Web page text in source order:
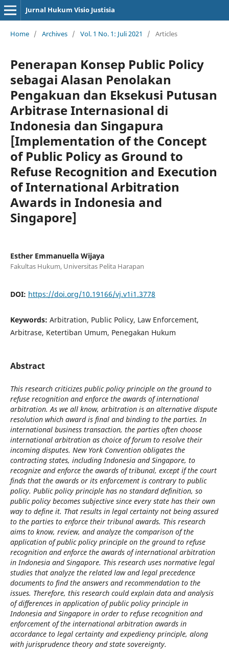
Jurnal Hukum Visio Justisia
Home / Archives / Vol. 1 No. 1: Juli 2021 / Articles
Penerapan Konsep Public Policy
sebagai Alasan Penolakan
Pengakuan dan Eksekusi Putusan
Arbitrase Internasional di
Indonesia dan Singapura
[Implementation of the Concept
of Public Policy as Ground to
Refuse Recognition and Execution
of International Arbitration
Awards in Indonesia and
Singapore]
Esther Emmanuella Wijaya
Fakultas Hukum, Universitas Pelita Harapan
DOI: https://doi.org/10.19166/vj.v1i1.3778
Keywords: Arbitration, Public Policy, Law Enforcement,
Arbitrase, Ketertiban Umum, Penegakan Hukum
Abstract
This research criticizes public policy principle on the ground to
refuse recognition and enforce the awards of international
arbitration. As we all know, arbitration is an alternative dispute
resolution which award is final and binding to the parties. In
international business transaction, the parties often choose
international arbitration as choice of forum to resolve their
incoming disputes. New York Convention obligates the
contracting states, including Indonesia and Singapore, to
recognize and enforce the awards of tribunal, except if the court
finds that the awards or its enforcement is contrary to public
policy. Public policy principle has no standard definition, so
public policy becomes subjective since every state has their own
way to define it. That results in legal certainty not being assured
to the parties to enforce their tribunal awards. This research
aims to know, review, and analyze the comparison of the
application of public policy principle on the ground to refuse
recognition and enforce the awards of international arbitration
in Indonesia and Singapore. This research uses normative legal
studies that analyze the related law and legal precedence
documents to find the answers and recommendation to the
issues. Therefore, this research could explain data and analysis
of differences in application of public policy principle in
Indonesia and Singapore in order to refuse recognition and
enforcement of the international arbitration awards in
accordance to legal certainty and expediency principle, along
with jurisprudence theory and state sovereignty.